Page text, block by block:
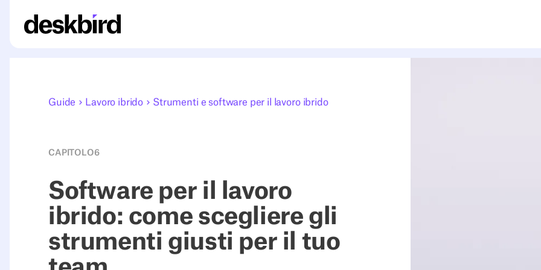
Guide Lavoro ibrido Strumenti e software per il lavoro ibrido
CAPITOLO6
Software per il lavoro
ibrido: come scegliere gli
strumenti giusti per il tuo